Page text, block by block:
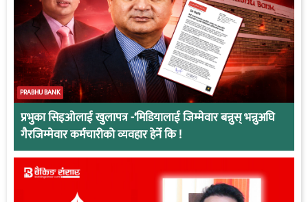
PRABHU BANK
प्रभुका सिइओलाई खुलापत्र -‘मिडियालाई जिम्मेवार बन्नुस् भन्नुअघि
गैरजिम्मेवार कर्मचारीको व्यवहार हेर्ने कि !